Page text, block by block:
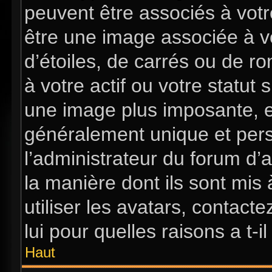
peuvent être associés à
être une image associée à
d’étoiles, de carrés ou de
à votre actif ou votre statut
une image plus imposante,
généralement unique et
l’administrateur du forum
la manière dont ils sont mis
utiliser les avatars,
lui pour quelles raisons a t-
Haut